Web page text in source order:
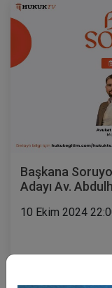
Başkana
Adayı Av.
10 Ekim 2024